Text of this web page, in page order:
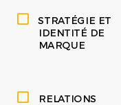
STRATÉGIE ET
IDENTITÉ DE
MARQUE
RELATIONS